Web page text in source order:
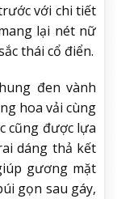
với chi tiết
lại nét nữ
thái cổ điển.
đen vành
hoa vải cùng
cũng được lựa
dáng thả kết
gương mặt
gọn sau gáy,